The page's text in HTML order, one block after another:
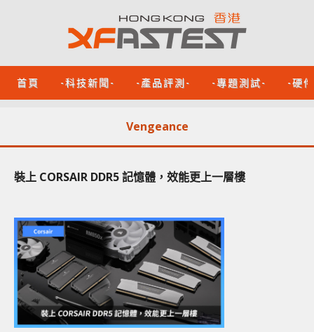
首頁 -科技新聞- -產品評測- -專題測試- -硬
Vengeance
裝上 CORSAIR DDR5 記憶體，效能更上一層樓